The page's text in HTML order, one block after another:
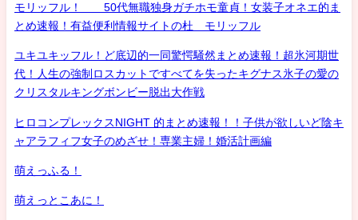
モリッフル！ 50代無職独身ガチホモ童貞！女装子オネエ的ま
とめ速報！有益便利情報サイトの杜 モリッフル
ユキユキッフル！ど底辺的一同驚愕騒然まとめ速報！超氷河期世
代！人生の強制ロスカットですべてを失ったキグナス氷子の愛の
クリスタルキングボンビー脱出大作戦
ヒロコンプレックスNIGHT 的まとめ速報！！子供が欲しいど陰キ
ャアラフィフ女子のめざせ！専業主婦！婚活計画編
萌えっふる！
萌えっとこあに！